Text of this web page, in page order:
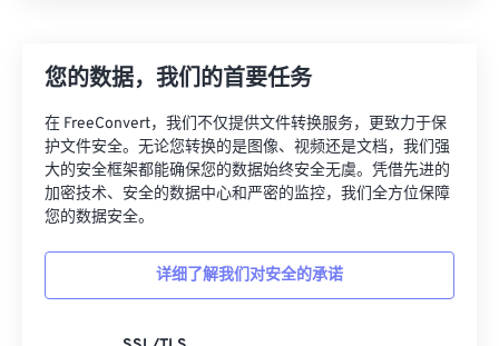
您的数据，我们的首要任务
在 FreeConvert，我们不仅提供文件转换服务，更致力于保
护文件安全。无论您转换的是图像、视频还是文档，我们强
大的安全框架都能确保您的数据始终安全无虞。凭借先进的
加密技术、安全的数据中心和严密的监控，我们全方位保障
您的数据安全。
详细了解我们对安全的承诺